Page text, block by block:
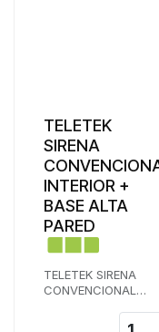
TELETEK
SIRENA
INTERIOR +
BASE ALTA
PARED
TELETEK SIRENA
CONVENCIONAL
PARED + BASE ALTA